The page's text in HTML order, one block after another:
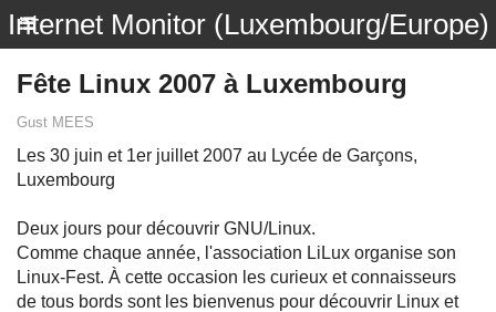
Internet Monitor (Luxembourg/Europe)
Fête Linux 2007 à Luxembourg
Gust MEES
Les 30 juin et 1er juillet 2007 au Lycée de Garçons,
Luxembourg
Deux jours pour découvrir GNU/Linux.
Comme chaque année, l'association LiLux organise son
Linux-Fest. À cette occasion les curieux et connaisseurs
de tous bords sont les bienvenus pour découvrir Linux et